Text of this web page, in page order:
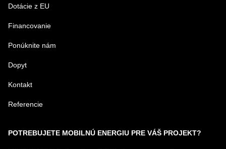
Dotácie z EU
Financovanie
Ponúknite nám
Dopyt
Kontakt
Referencie
POTREBUJETE MOBILNÚ ENERGIU PRE VÁŠ PROJEKT?